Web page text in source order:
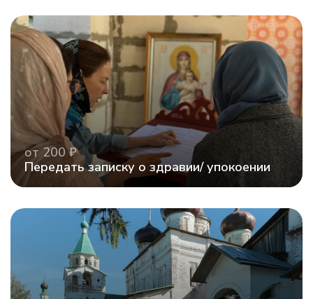
Передать записку о здравии/ упокоении
от 200 ₽